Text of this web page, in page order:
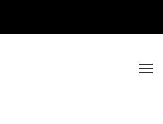
principal